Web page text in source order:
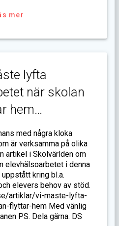
mer
lyfta
när skolan
hem…
med några kloka
är verksamma på olika
artikel i Skolvärlden om
elevhälsoarbetet i denna
kring bl.a.
elevers behov av stöd.
artiklar/vi-maste-lyfta-
flyttar-hem Med vänlig
PS. Dela gärna. DS